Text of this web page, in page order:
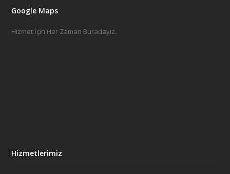
Google Maps
Hizmet İçin Her Zaman Buradayız.
Hizmetlerimiz